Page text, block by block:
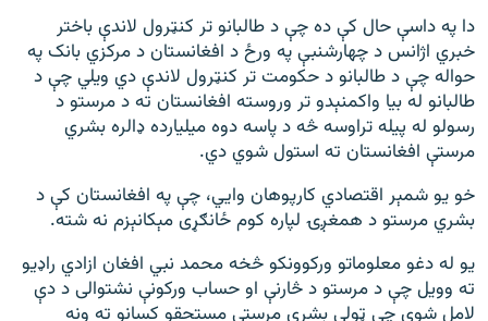
دا په داسې حال کې ده چې د طالبانو تر کنټرول لاندې باختر
خبري اژانس د چهارشنبې په ورځ د افغانستان د مرکزي بانک په
حواله چې د طالبانو د حکومت تر کنټرول لاندې دي ویلي چې د
طالبانو له بیا واکمنېدو تر وروسته افغانستان ته د مرستو د
رسولو له پیله تراوسه څه د پاسه دوه میلیارده ډالره بشري
مرستې افغانستان ته استول شوي دي.
خو یو شمېر اقتصادي کارپوهان وايي، چې په افغانستان کې د
بشري مرستو د همغږۍ لپاره کوم ځانګړی مېکانېزم نه شته.
یو له دغو معلوماتو ورکوونکو څخه محمد نبي افغان ازادي راډیو
ته وویل چې د مرستو د څارنې او حساب ورکونې نشتوالی د دې
لامل شوی چې ټولې بشري مرستې مستحقو کسانو ته ونه